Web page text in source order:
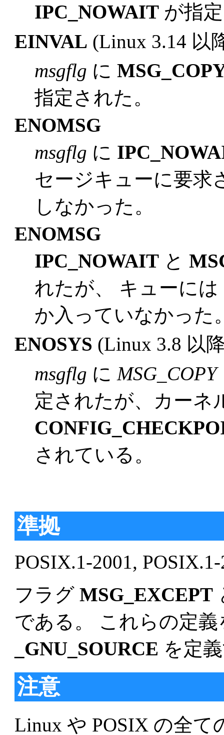
IPC_NOWAIT が指
EINVAL (Linux 3.14 以
msgflg に
指定された。
ENOMSG
msgflg に
セージキューに要求
しなかった。
ENOMSG
IPC_NOWAIT と
れたが、 キューには
か入っていなかった
ENOSYS (Linux 3.8 以
msgflg にMSG_COPY
定されたが、カーネ
されている。
準拠
POSIX.1-2001,
フラグMSG_EXCEPT
である。 これらの定
_GNU_SOURCE を定
注意
Linux や POSIX の全